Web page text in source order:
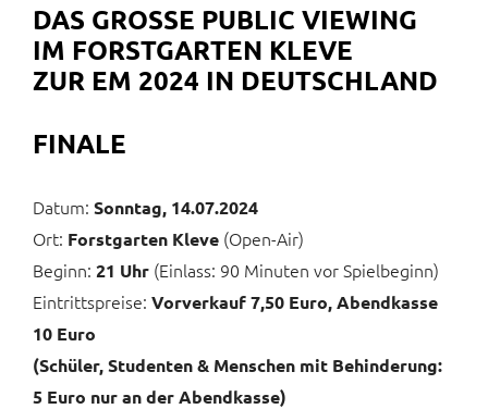
DAS GROSSE PUBLIC VIEWING I
M FORSTGARTEN KLEVE
ZUR EM 2024 IN DEUTSCHLAND
FINALE
Datum: Sonntag, 14.07.2024
Ort: Forstgarten Kleve (Open-Air)
Beginn: 21 Uhr (Einlass: 90 Minuten vor Spielbeginn)
Eintrittspreise: Vorverkauf 7,50 Euro, Abendkasse
10 Euro
(Schüler, Studenten & Menschen mit Behinderung:
5 Euro nur an der Abendkasse)